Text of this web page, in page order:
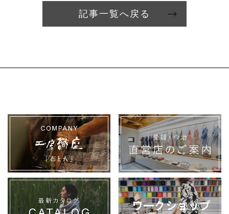
記事一覧へ戻る